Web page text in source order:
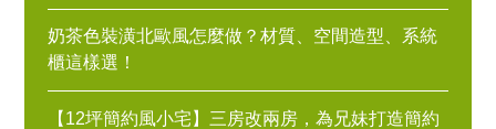
奶茶色裝潢北歐風怎麼做？材質、空間造型、系統
櫃這樣選！
【12坪簡約風小宅】三房改兩房，為兄妹打造簡約